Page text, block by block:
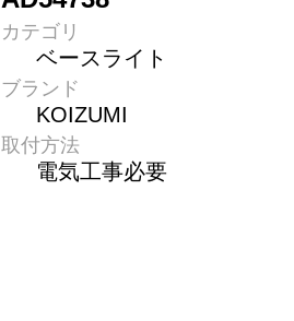
カテゴリ
ベースライト
ブランド
KOIZUMI
取付方法
電気工事必要